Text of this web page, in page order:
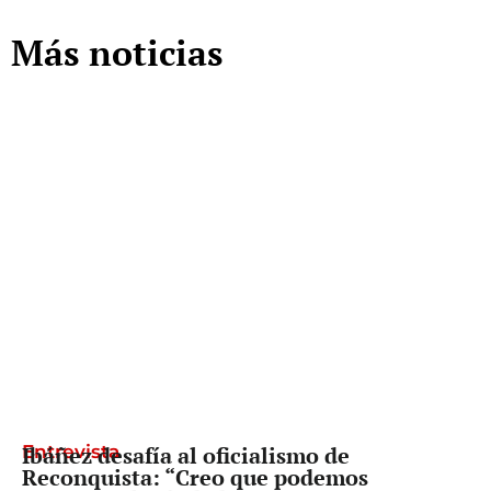
Más noticias
Entrevista
Ibáñez desafía al oficialismo de
Reconquista: “Creo que podemos